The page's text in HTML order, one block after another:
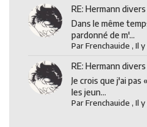
RE: Hermann divers
Dans le même
pardonné de m'...
ParFrenchauide ,Il
RE: Hermann divers
Je crois que j'ai pas
les jeun...
ParFrenchauide ,Il